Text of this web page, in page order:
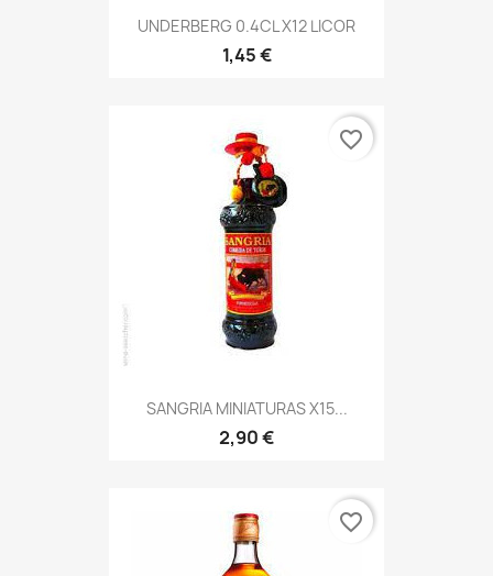
UNDERBERG 0.4CL X12 LICOR
1,45 €
SANGRIA MINIATURAS X15...
2,90 €
favorite_border
favorite_border